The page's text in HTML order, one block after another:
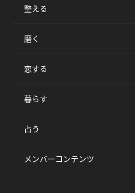
整える
磨く
恋する
暮らす
占う
メンバーコンテンツ